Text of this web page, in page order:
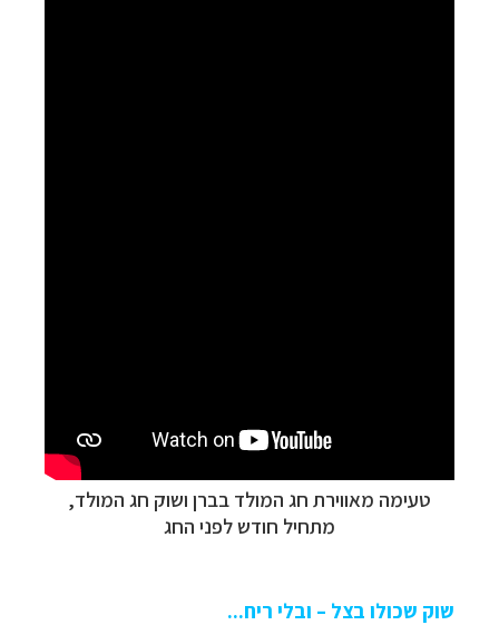
טעימה מאווירת חג המולד בברן ושוק חג המולד,
מתחיל חודש לפני החג
שוק שכולו בצל – ובלי ריח...